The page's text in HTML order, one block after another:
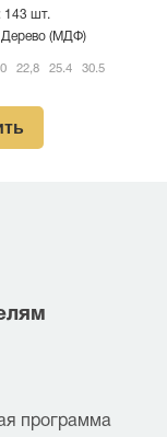
143 шт.
Дерево (МДФ)
22,8 25.4 30.5
программа